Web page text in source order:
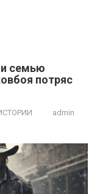
семью
потряс
admin